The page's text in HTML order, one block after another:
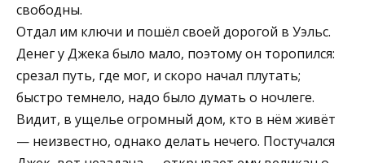
свободны.
Отдал им ключи и пошёл своей дорогой в Уэльс.
Денег у Джека было мало, поэтому он торопился:
срезал путь, где мог, и скоро начал плутать;
быстро темнело, надо было думать о ночлеге.
Видит, в ущелье огромный дом, кто в нём живёт
— неизвестно, однако делать нечего. Постучался